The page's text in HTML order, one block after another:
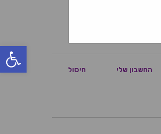
פתח
החשבון שלי חיסול